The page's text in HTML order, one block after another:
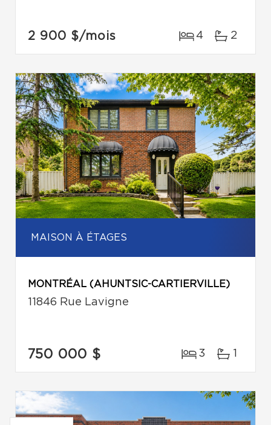
2 900 $/mois 4 2
MAISON À ÉTAGES
MONTRÉAL (AHUNTSIC-CARTIERVILLE)
11846 Rue Lavigne
750 000 $ 3 1